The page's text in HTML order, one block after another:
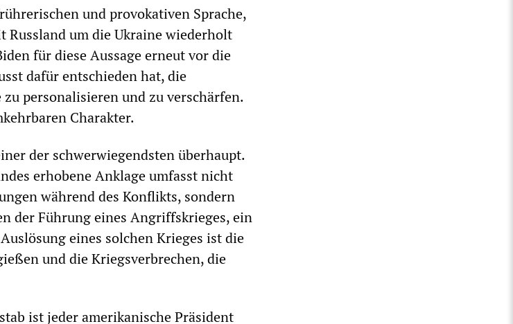
und provokativen Sprache,
um die Ukraine wiederholt
für diese Aussage erneut vor die
dafür entschieden hat, die
personalisieren und zu verschärfen.
Charakter.
der schwerwiegendsten überhaupt.
erhobene Anklage umfasst nicht
während des Konflikts, sondern
der Führung eines Angriffskrieges, ein
eines solchen Krieges ist die
und die Kriegsverbrechen, die
ist jeder amerikanische Präsident